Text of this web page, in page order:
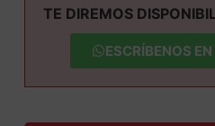
TE DIREMOS
ESCRÍBENOS